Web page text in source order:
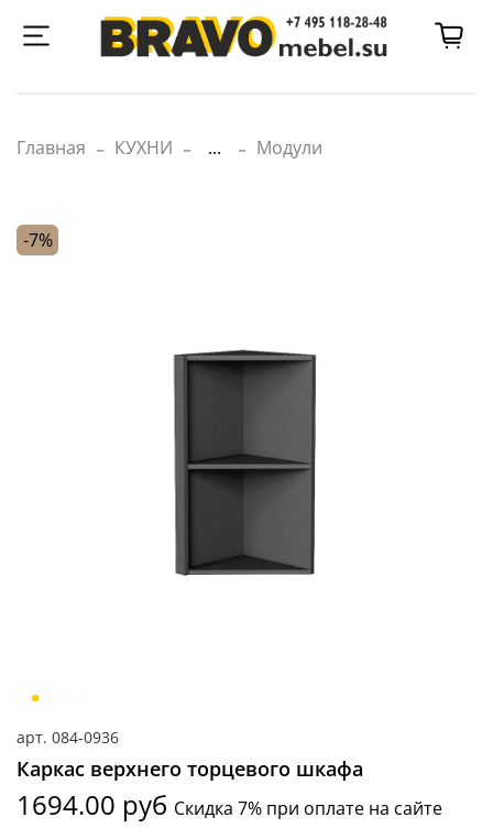
Главная КУХНИ ... Модули
-7%
арт. 084-0936
Каркас верхнего торцевого шкафа
1694.00 руб Скидка 7% при оплате на сайте